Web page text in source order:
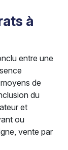
à
entre une
de
du
et
ou
vente par